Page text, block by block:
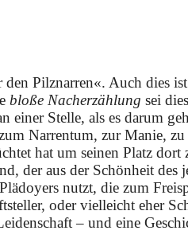
Pilz­nar­ren«. Auch dies
blo­ße Nach­er­zäh­lung sei
ei­ner Stel­le, als es dar­um
Nar­ren­tum, zur Ma­nie,
hat um sei­nen Platz dort
der aus der Schön­heit
nutzt, die zum
oder viel­leicht eher
– und ei­ne